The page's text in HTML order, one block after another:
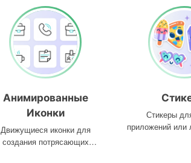
Анимированные
Иконки
Движущиеся иконки для
создания потрясающих
Стикеры
приложений или